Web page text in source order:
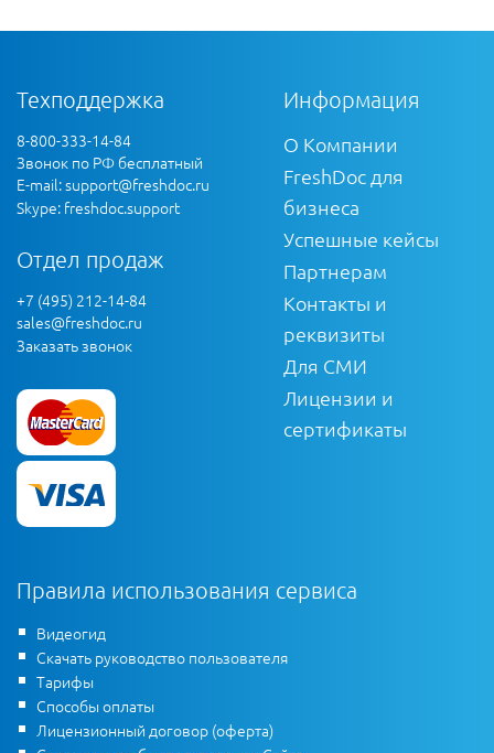
Техподдержка
8-800-333-14-84
Звонок по РФ бесплатный
E-mail:support@freshdoc.ru
Skype: freshdoc.support
Отдел продаж
+7 (495) 212-14-84
sales@freshdoc.ru
Заказать звонок
Информация
О Компании
FreshDoc для
бизнеса
Успешные кейсы
Партнерам
Контакты и
реквизиты
Для СМИ
Лицензии и
сертификаты
Правила использования сервиса
Видеогид
Скачать руководство пользователя
Тарифы
Способы оплаты
Лицензионный договор (оферта)